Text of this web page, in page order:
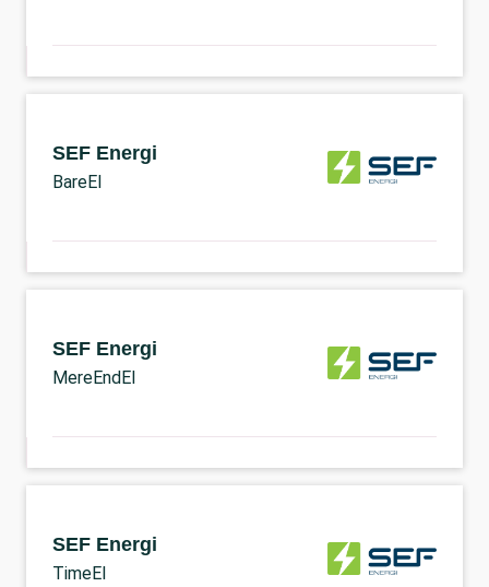
SEF Energi
BareEl
SEF Energi
MereEndEl
SEF Energi
TimeEl